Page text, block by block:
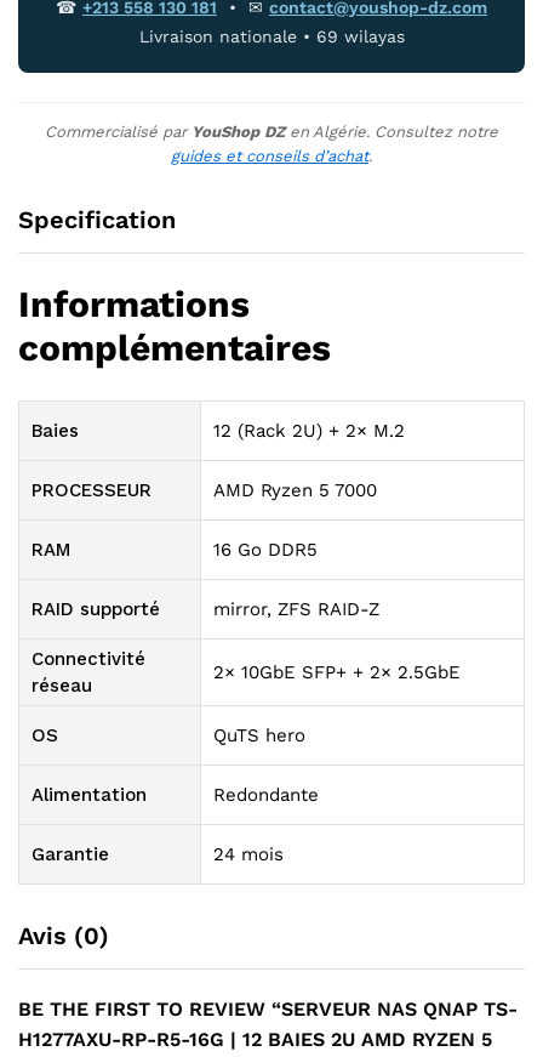
☎ +213 558 130 181 • ✉ contact@youshop-dz.com
Livraison nationale • 69 wilayas
Commercialisé par YouShop DZen Algérie. Consultez notre
guides et conseils d’achat.
Specification
Informations
complémentaires
Baies 12 (Rack 2U) + 2× M.2
PROCESSEUR AMD Ryzen 5 7000
RAM 16 Go DDR5
RAID supporté mirror, ZFS RAID-Z
Connectivité
réseau
2× 10GbE SFP+ + 2× 2.5GbE
OS QuTS hero
Alimentation Redondante
Garantie 24 mois
Avis (0)
BE THE FIRST TO REVIEW “SERVEUR NAS QNAP TS-
H1277AXU-RP-R5-16G | 12 BAIES 2U AMD RYZEN 5